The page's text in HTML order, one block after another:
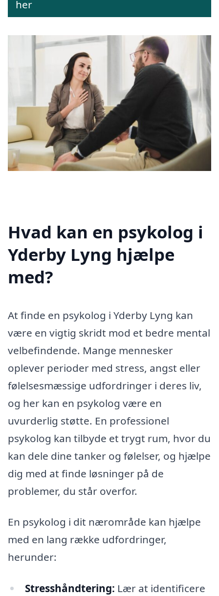
her
Hvad kan en psykolog i
Yderby Lyng hjælpe
med?
At finde en psykolog i Yderby Lyng kan
være en vigtig skridt mod et bedre mental
velbefindende. Mange mennesker
oplever perioder med stress, angst eller
følelsesmæssige udfordringer i deres liv,
og her kan en psykolog være en
uvurderlig støtte. En professionel
psykolog kan tilbyde et trygt rum, hvor du
kan dele dine tanker og følelser, og hjælpe
dig med at finde løsninger på de
problemer, du står overfor.
En psykolog i dit nærområde kan hjælpe
med en lang række udfordringer,
herunder:
Stresshåndtering: Lær at identificere